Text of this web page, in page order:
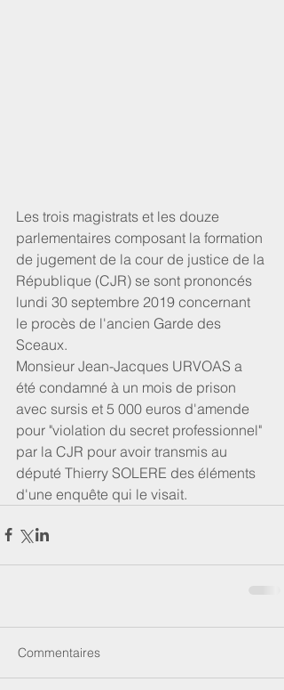
Les trois magistrats et les douze
parlementaires composant la formation
de jugement de la cour de justice de la
République (CJR) se sont prononcés
lundi 30 septembre 2019 concernant
le procès de l'ancien Garde des
Sceaux.
Monsieur Jean-Jacques URVOAS a
été condamné à un mois de prison
avec sursis et 5 000 euros d'amende
pour "violation du secret professionnel"
par la CJR pour avoir transmis au
député Thierry SOLERE des éléments
d'une enquête qui le visait.
Commentaires